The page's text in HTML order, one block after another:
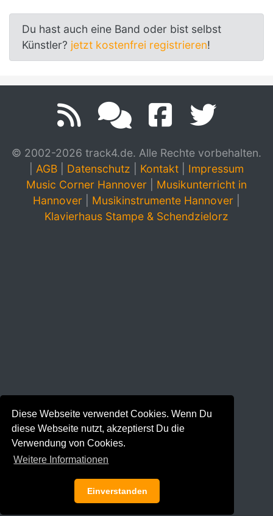
Diese Webseite verwendet Cookies. Wenn Du
diese Webseite nutzt, akzeptierst Du die
Verwendung von Cookies.
Weitere Informationen
Einverstanden
Du hast auch eine Band oder bist selbst
Künstler? jetzt kostenfrei registrieren!
© 2002-2026 track4.de. Alle Rechte vorbehalten.
AGB Datenschutz Kontakt
Impressum
Music Corner Hannover
Musikunterricht in
Hannover
Musikinstrumente Hannover
Klavierhaus Stampe & Schendzielorz